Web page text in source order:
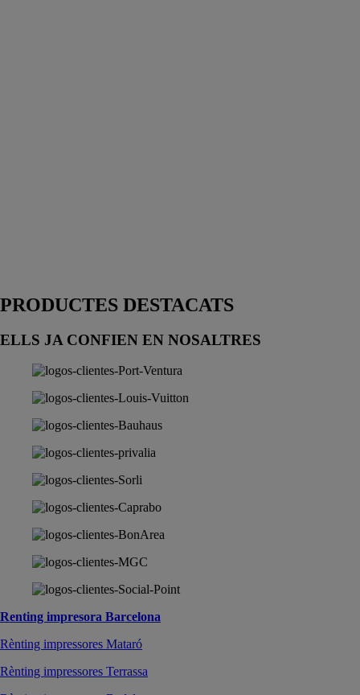
PRODUCTES DESTACATS
ELLS JA CONFIEN EN NOSALTRES
Renting impresora Barcelona
Rènting impressores Mataró
Rènting impressores Terrassa